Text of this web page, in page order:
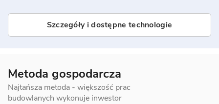
Metoda gospodarcza
Najtańsza metoda - większość prac
budowlanych wykonuje inwestor
Szczegóły i dostępne technologie